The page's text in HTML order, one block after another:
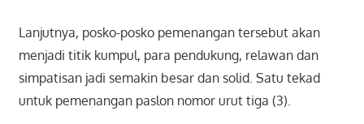
Lanjutnya, posko-posko pemenangan tersebut akan
menjadi titik kumpul, para pendukung, relawan dan
simpatisan jadi semakin besar dan solid. Satu tekad
untuk pemenangan paslon nomor urut tiga (3).